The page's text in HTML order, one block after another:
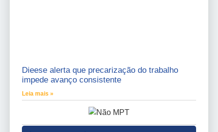
Dieese alerta que precarização do trabalho
impede avanço consistente
Leia mais »